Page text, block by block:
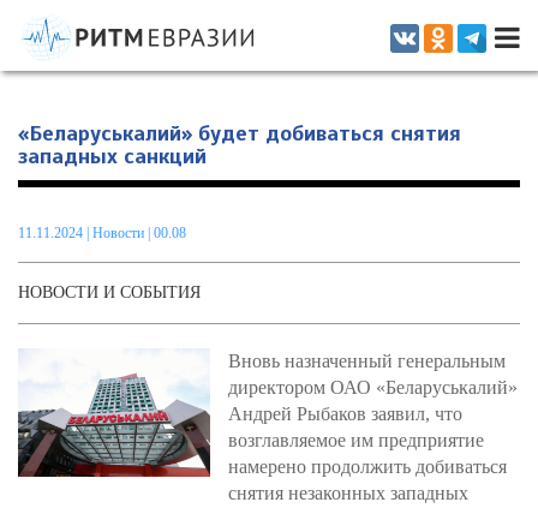
Информационно-аналитическое издание, посвященное актуальным
проблемам интеграции на постсоветском пространстве
«Беларуськалий» будет добиваться снятия
западных санкций
11.11.2024 Новости | 00.08
НОВОСТИ И СОБЫТИЯ
Вновь назначенный генеральным
директором ОАО «Беларуськалий»
Андрей Рыбаков заявил, что
возглавляемое им предприятие
намерено продолжить добиваться
снятия незаконных западных